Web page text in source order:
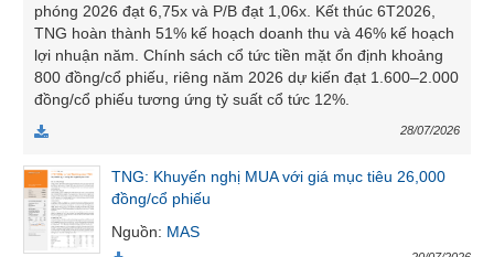
phóng 2026 đạt 6,75x và P/B đạt 1,06x. Kết thúc 6T2026,
TNG hoàn thành 51% kế hoạch doanh thu và 46% kế hoạch
lợi nhuận năm. Chính sách cổ tức tiền mặt ổn định khoảng
800 đồng/cổ phiếu, riêng năm 2026 dự kiến đạt 1.600–2.000
đồng/cổ phiếu tương ứng tỷ suất cổ tức 12%.
28/07/2026
TNG: Khuyến nghị MUA với giá mục tiêu 26,000
đồng/cổ phiếu
Nguồn: MAS
TIN
DỊCH
TRUYỀN
THÔNG